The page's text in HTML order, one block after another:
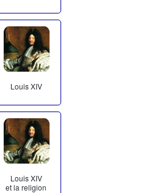
Louis XIV
Louis XIV
et la religion